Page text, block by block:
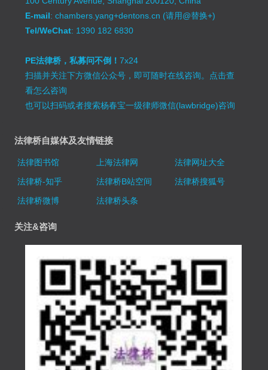
E-mail: chambers.yang+dentons.cn (请用@替换+)
Tel/WeChat: 1390 182 6830
PE法律桥，私募问不倒！7x24
扫描并关注下方微信公众号，即可随时在线咨询。 点击查
看怎么咨询
也可以扫码或者搜索杨春宝一级律师微信(lawbridge)咨询
法律桥自媒体及友情链接
法律图书馆 上海法律网
法律网址大全
法律桥-知乎
法律桥B站空间
法律桥搜狐号
法律桥微博
法律桥头条
关注&咨询